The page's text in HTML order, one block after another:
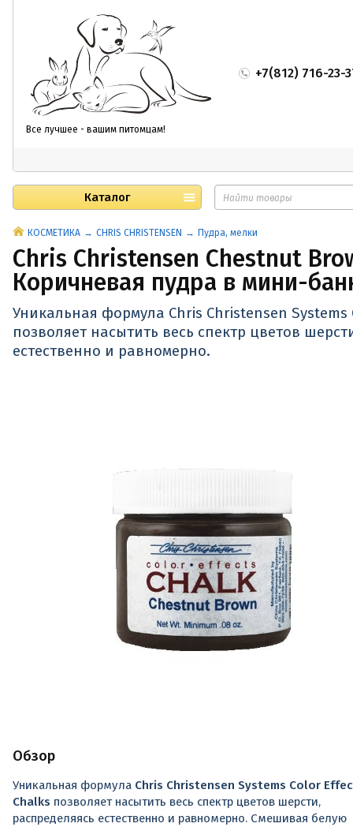
Все лучшее - вашим питомцам!
+7(812) 716-23-
Каталог
КОСМЕТИКА CHRIS CHRISTENSEN Пудра, мелки
Chris Christensen Chestnut
Коричневая пудра в мини-
Уникальная формула Chris Christensen Systems
позволяет насытить весь спектр цветов
естественно и равномерно.
Обзор
Уникальная формула Chris Christensen Systems Color
Chalks позволяет насытить весь спектр цветов шерсти,
распределяясь естественно и равномерно. Смешивая белую